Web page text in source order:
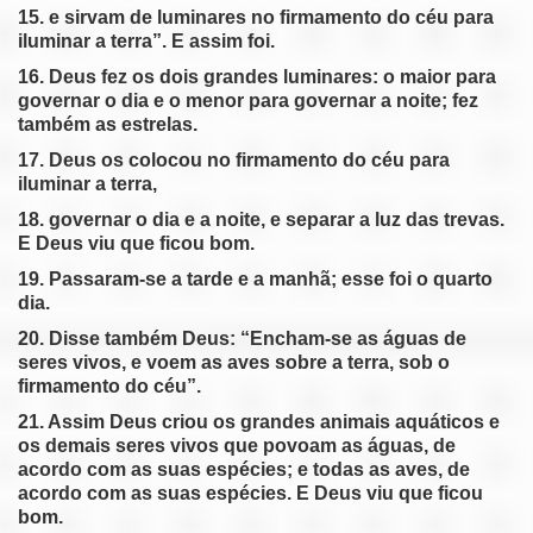
15. e sirvam de luminares no firmamento do céu para
iluminar a terra”. E assim foi.
16. Deus fez os dois grandes luminares: o maior para
governar o dia e o menor para governar a noite; fez
também as estrelas.
17. Deus os colocou no firmamento do céu para
iluminar a terra,
18. governar o dia e a noite, e separar a luz das trevas.
E Deus viu que ficou bom.
19. Passaram-se a tarde e a manhã; esse foi o quarto
dia.
20. Disse também Deus: “Encham-se as águas de
seres vivos, e voem as aves sobre a terra, sob o
firmamento do céu”.
21. Assim Deus criou os grandes animais aquáticos e
os demais seres vivos que povoam as águas, de
acordo com as suas espécies; e todas as aves, de
acordo com as suas espécies. E Deus viu que ficou
bom.